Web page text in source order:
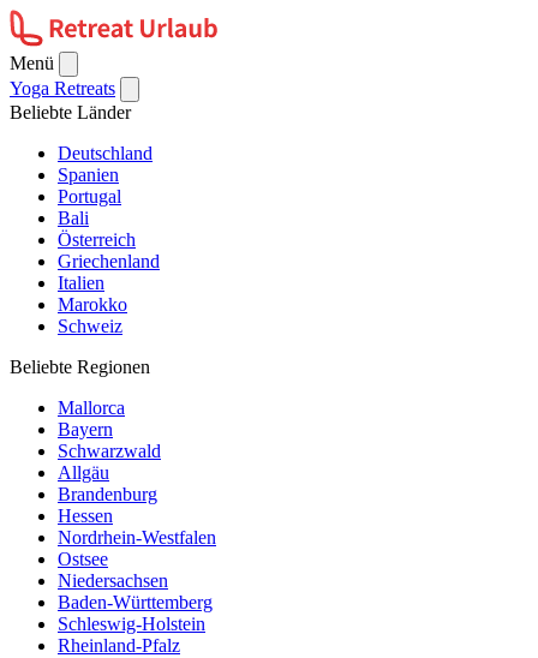
Menü
Yoga Retreats
Beliebte Länder
Deutschland
Spanien
Portugal
Bali
Österreich
Griechenland
Italien
Marokko
Schweiz
Beliebte Regionen
Mallorca
Bayern
Schwarzwald
Allgäu
Brandenburg
Hessen
Nordrhein-Westfalen
Ostsee
Niedersachsen
Baden-Württemberg
Schleswig-Holstein
Rheinland-Pfalz